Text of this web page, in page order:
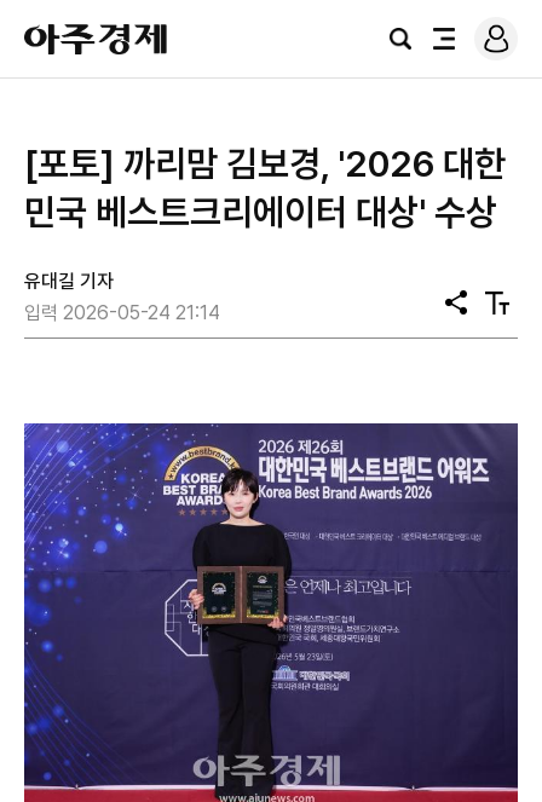
아
주
경
검
전
로
그
[포토] 까리맘 김보경, '2026 대한
민국 베스트크리에이터 대상' 수상
유대길 기자
입력 2026-05-24 21:14
공
유
텍
스